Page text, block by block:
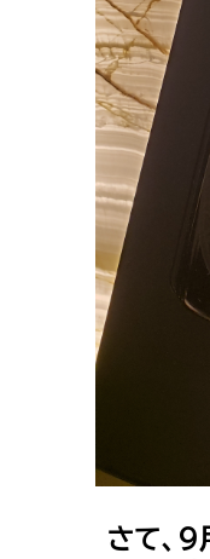
さて、9